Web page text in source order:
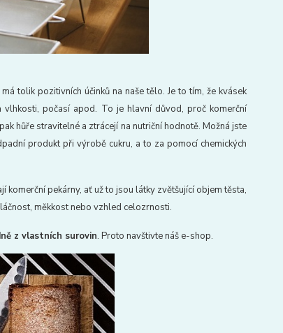
tolik pozitivních účinků na naše tělo. Je to tím, že kvásek
počasí apod. To je hlavní důvod, proč komerční
hůře stravitelné a ztrácejí na nutriční hodnotě. Možná jste
produkt při výrobě cukru, a to za pomocí chemických
komerční pekárny, ať už to jsou látky zvětšující objem těsta,
měkkost nebo vzhled celozrnosti.
z vlastních surovin. Proto navštivte náš e-shop.